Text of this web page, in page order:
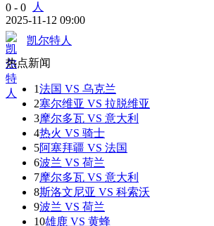
0 - 0
2025-11-12 09:00
凯尔特人
热点新闻
1法国 VS 乌克兰
2塞尔维亚 VS 拉脱维亚
3摩尔多瓦 VS 意大利
4热火 VS 骑士
5阿塞拜疆 VS 法国
6波兰 VS 荷兰
7摩尔多瓦 VS 意大利
8斯洛文尼亚 VS 科索沃
9波兰 VS 荷兰
10雄鹿 VS 黄蜂